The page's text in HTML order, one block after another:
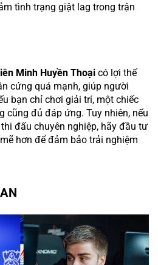
tình trạng giật lag trong trận
Minh Huyền Thoại có lợi thế
cứng quá mạnh, giúp người
bạn chỉ chơi giải trí, một chiếc
cũng đủ đáp ứng. Tuy nhiên, nếu
đấu chuyên nghiệp, hãy đầu tư
hơn để đảm bảo trải nghiệm